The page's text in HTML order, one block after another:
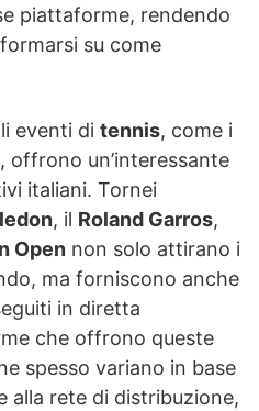
piattaforme, rendendo
su come
eventi di tennis, come i
, offrono un’interessante
italiani. Tornei
, il Roland Garros,
Open non solo attirano i
ma forniscono anche
in diretta
che offrono queste
spesso variano in base
alla rete di distribuzione,